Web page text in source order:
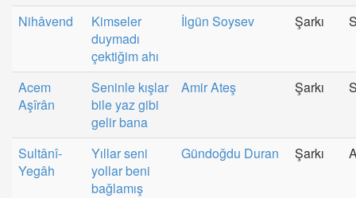
Nihâvend
Kimseler
duymadı
çektiğim ahı
İlgün Soysev Şarkı
Acem
Aşîrân
Seninle kışlar
bile yaz gibi
gelir bana
Amir Ateş Şarkı
Sultânî-
Yegâh
Yıllar seni
yollar beni
bağlamış
Gündoğdu Duran Şarkı